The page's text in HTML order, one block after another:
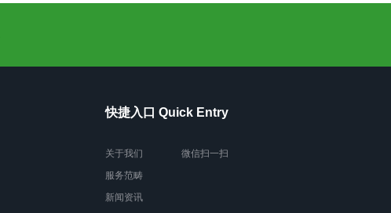
快捷入口 Quick Entry
关于我们
服务范畴
新闻资讯
微信扫一扫